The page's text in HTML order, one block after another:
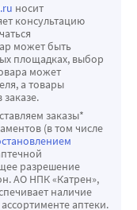
носит
консультацию
может быть
площадках, выбор
может
а товары
заказы*
(в том числе
разрешение
АО НПК «Катрен»,
наличие
аптеки.